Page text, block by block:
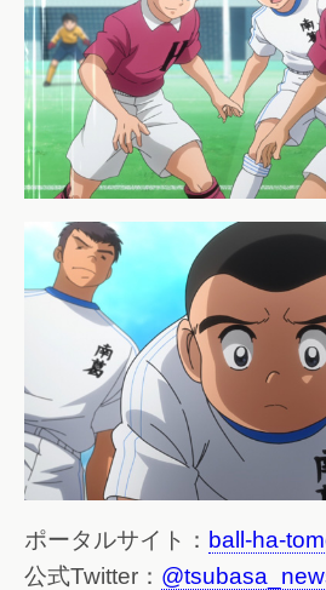
ポータルサイト： ball-ha-
公式Twitter：